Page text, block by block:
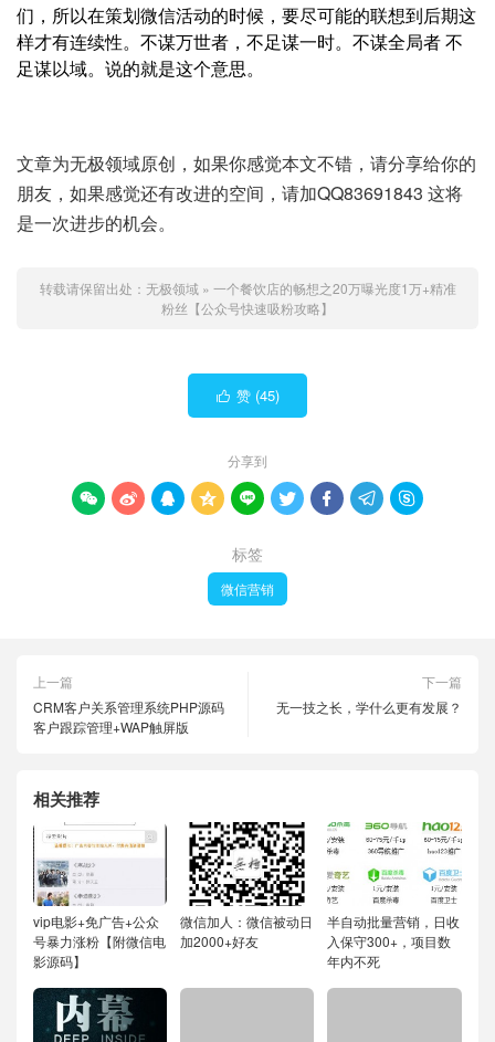
们，所以在策划微信活动的时候，要尽可能的联想到后期这
样才有连续性。不谋万世者，不足谋一时。不谋全局者 不
足谋以域。说的就是这个意思。
文章为无极领域原创，如果你感觉本文不错，请分享给你的
朋友，如果感觉还有改进的空间，请加QQ83691843 这将
是一次进步的机会。
转载请保留出处： 无极领域 » 一个餐饮店的畅想之20万曝光度1万+精准
粉丝【公众号快速吸粉攻略】
 赞 (45)
分享到
        
标签
微信营销
上一篇
CRM客户关系管理系统PHP源码
客户跟踪管理+WAP触屏版
下一篇
无一技之长，学什么更有发展？
相关推荐
vip电影+免广告+公众
号暴力涨粉【附微信电
影源码】
微信加人：微信被动日
加2000+好友
半自动批量营销，日收
入保守300+，项目数
年内不死